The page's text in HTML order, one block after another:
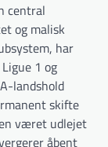
central
og malisk
har
1 og
landshold
skifte
været udlejet
åbent